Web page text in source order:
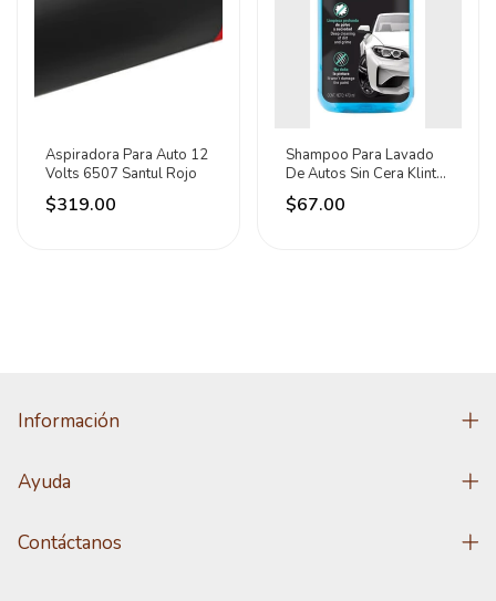
Aspiradora Para Auto 12
Volts 6507 Santul Rojo
$319.00
Shampoo Para Lavado
De Autos Sin Cera Klintek
57084
$67.00
Información
Ayuda
Contáctanos